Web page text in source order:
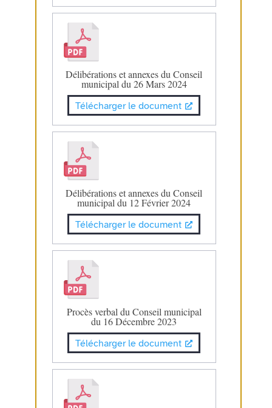
Délibérations et annexes du Conseil
municipal du 26 Mars 2024
Télécharger le document
Délibérations et annexes du Conseil
municipal du 12 Février 2024
Télécharger le document
Procès verbal du Conseil municipal
du 16 Décembre 2023
Télécharger le document